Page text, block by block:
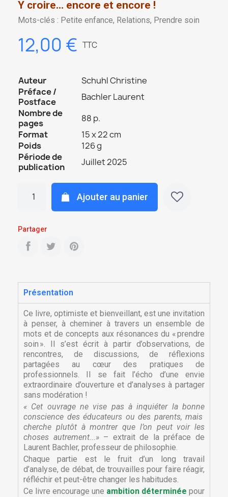
Y croire… encore et encore !
Mots-clés : Petite enfance, Relations, Prendre soin
12,00 € TTC
Auteur
Schuhl Christine
Préface /
Postface
Bachler Laurent
Nombre de
pages
88 p.
Format
15 x 22 cm
Poids
126 g
Période de
publication
Juillet 2025
Ajouter au panier
Partager
Présentation
Ce livre, optimiste et bienveillant, est une invitation
à penser, à cheminer à travers un ensemble de
mots et de concepts aux résonances du « prendre
soin ». Il s’est écrit à partir d’observations, de
rencontres, de discussions, de réflexions
partagées au cœur des pratiques de
professionnels. Il se fait l’écho d’une envie
extraordinaire d’ouverture et d’analyses à partager
sans modération !
« Cet ouvrage ne vise pas à inquiéter la bonne
conscience des éducateurs ou des parents, mais
cherche plutôt à montrer que l’on peut voir les
choses autrement...» – extrait de la préface de
Laurent Bachler, professeur de philosophie.
Chaque partie est le fruit d’un long travail
d’analyse, de débat, de trouvailles pour faire réagir,
réfléchir et peut-être changer les habitudes.
Ce livre encourage une ambition déterminée pour